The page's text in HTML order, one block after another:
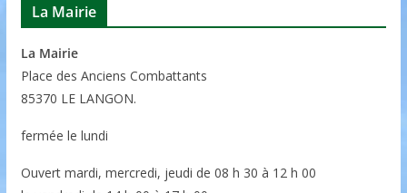
La Mairie
La Mairie
Place des Anciens Combattants
85370 LE LANGON.
fermée le lundi
Ouvert mardi, mercredi, jeudi de 08 h 30 à 12 h 00